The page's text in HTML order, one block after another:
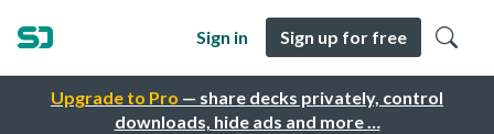
Upgrade to Pro — share decks privately, control
downloads, hide ads and more …
Sign in Sign up for free